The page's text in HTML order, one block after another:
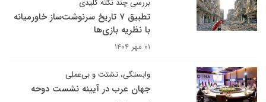
بررسی چند نکته کلیدی
تطبیق ۷ تاریخ سرنوشت‌ساز خاورمیانه
با نظریه بازی‌ها
۰۱ مهر ۱۴۰۴
وابستگی، تشتت و بی‌عملی
جهان عرب در آیینه نشست دوحه